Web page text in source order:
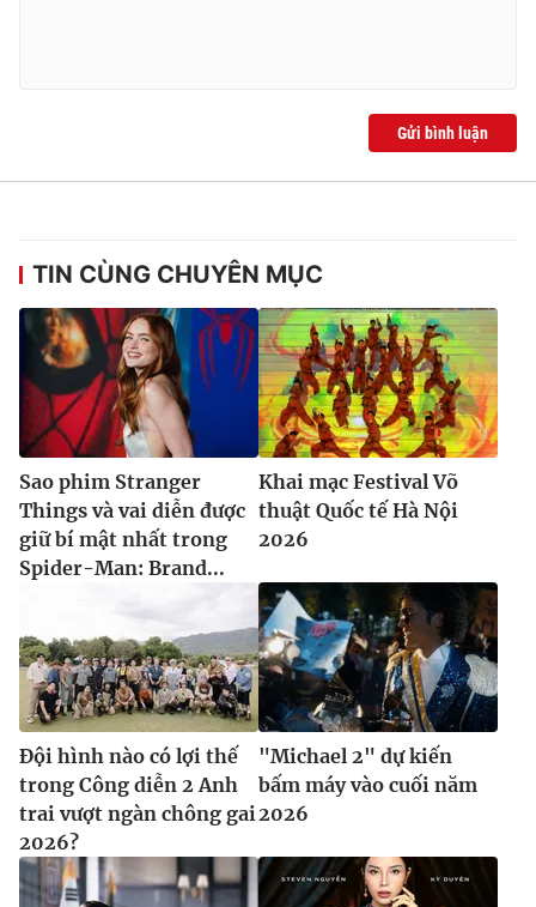
Gửi bình luận
TIN CÙNG CHUYÊN MỤC
Sao phim Stranger
Things và vai diễn được
giữ bí mật nhất trong
Spider-Man: Brand...
Khai mạc Festival Võ
thuật Quốc tế Hà Nội
2026
Đội hình nào có lợi thế
trong Công diễn 2 Anh
trai vượt ngàn chông gai
2026?
"Michael 2" dự kiến
bấm máy vào cuối năm
2026